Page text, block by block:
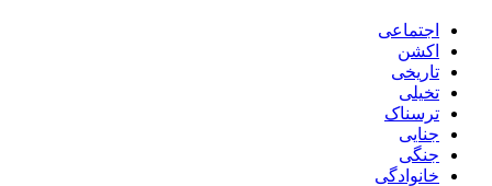
اجتماعی
اکشن
تاریخی
تخیلی
ترسناک
جنایی
جنگی
خانوادگی